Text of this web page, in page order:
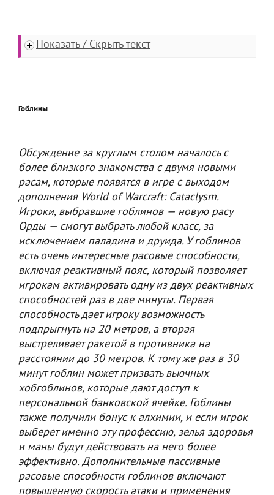
Показать / Скрыть текст
Гоблины
Обсуждение за круглым столом началось с
более близкого знакомства с двумя новыми
расам, которые появятся в игре с выходом
дополнения World of Warcraft: Cataclysm.
Игроки, выбравшие гоблинов — новую расу
Орды — смогут выбрать любой класс, за
исключением паладина и друида. У гоблинов
есть очень интересные расовые способности,
включая реактивный пояс, который позволяет
игрокам активировать одну из двух реактивных
способностей раз в две минуты. Первая
способность дает игроку возможность
подпрыгнуть на 20 метров, а вторая
выстреливает ракетой в противника на
расстоянии до 30 метров. К тому же раз в 30
минут гоблин может призвать вьючных
хобгоблинов, которые дают доступ к
персональной банковской ячейке. Гоблины
также получили бонус к алхимии, и если игрок
выберет именно эту профессию, зелья здоровья
и маны будут действовать на него более
эффективно. Дополнительные пассивные
расовые способности гоблинов включают
повышенную скорость атаки и применения